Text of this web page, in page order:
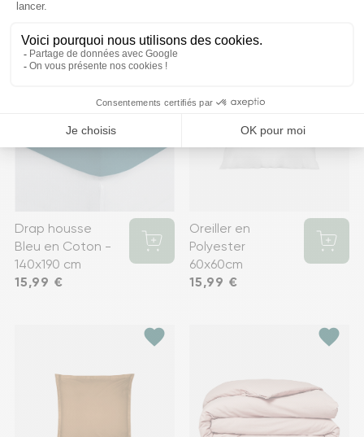
favorite
Drap housse
Bleu en Coton -
140x190 cm
Prix
15,99 €
Oreiller en
Polyester
60x60cm
Prix
15,99 €
favorite favorite